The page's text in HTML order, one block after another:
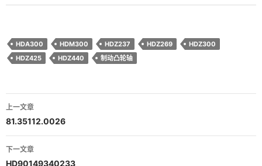
HDA300 HDM300 HDZ237 HDZ269
HDZ300
HDZ425
HDZ440 制动凸轮轴
文
章
导
上一文章
81.35112.0026
下一文章
HD90149340233